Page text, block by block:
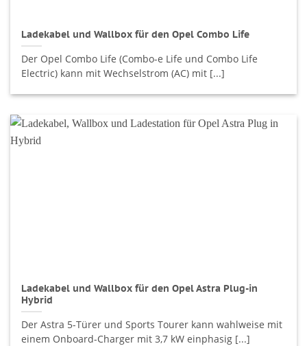
Ladekabel und Wallbox für den Opel Combo Life
Der Opel Combo Life (Combo-e Life und Combo Life
Electric) kann mit Wechselstrom (AC) mit [...]
Ladekabel und Wallbox für den Opel Astra Plug-in
Hybrid
Der Astra 5-Türer und Sports Tourer kann wahlweise mit
einem Onboard-Charger mit 3,7 kW einphasig [...]